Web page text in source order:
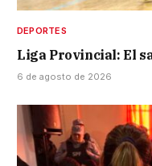
DEPORTES
Liga Provincial: El
6 de agosto de 2026